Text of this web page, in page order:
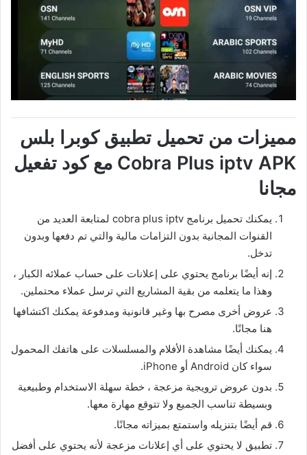
مميزات من تحميل تطبيق كوبرا بلس
Cobra Plus iptv APK مع كود تفعيل
مجانا
يمكنك تحميل برنامج cobra plus iptv لمتابعة العديد من
القنوات المجانية بدون التزامات مالية والتي تم دفعها وبدون
تدخل.
إنه أيضًا برنامج يحتوي على إعلانات على حساب عملائه الكبار ،
وهذا ما يتعلمه من بقية المشاريع التي ترسل عملاء محتملين.
عروض أخرى مصرح بها وغير قانونية ومدفوعة يمكنك اكتشافها
هنا مجانًا.
يمكنك أيضًا مشاهدة الأفلام والمسلسلات على هاتفك المحمول
سواء كان Android أو iPhone.
بدون عروض ترويجية مزعجة ، خطة سهلة الاستخدام وطبيعية
وبسيطة تناسب الجميع ولا تتوقع مهارة معها.
قم أيضًا بتنزيله واستمتع بميزاته مجانًا.
تطبيق لا يحتوي على أي إعلانات مزعجة لأنه يحتوي على أفضل